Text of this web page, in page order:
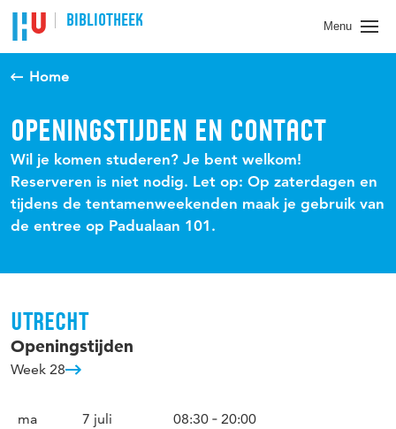
BIBLIOTHEEK Menu
Home
OPENINGSTIJDEN EN CONTACT
Wil je komen studeren? Je bent welkom!
Reserveren is niet nodig. Let op: Op zaterdagen en
tijdens de tentamenweekenden maak je gebruik van
de entree op Padualaan 101.
UTRECHT
Openingstijden
Week 28
ma 7 juli 08:30 ‐ 20:00